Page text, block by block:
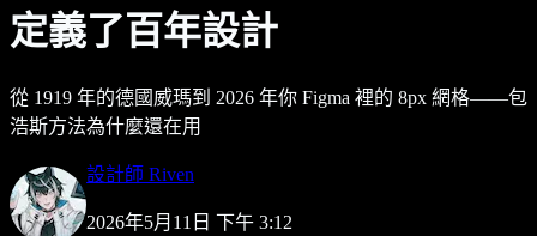
定義了百年設計
從 1919 年的德國威瑪到 2026 年你 Figma 裡的 8px 網格——包
浩斯方法為什麼還在用
設計師 Riven
2026年5月11日 下午 3:12